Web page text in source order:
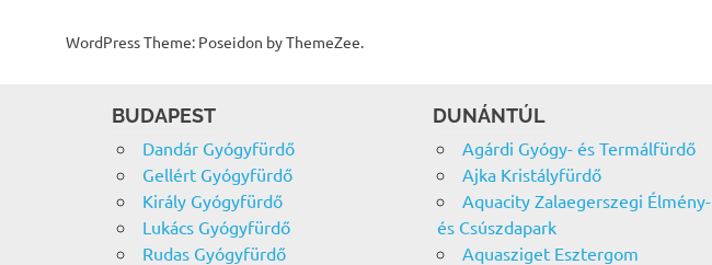
WordPress Theme: Poseidon by ThemeZee.
BUDAPEST
Dandár Gyógyfürdő
Gellért Gyógyfürdő
Király Gyógyfürdő
Lukács Gyógyfürdő
Rudas Gyógyfürdő
DUNÁNTÚL
Agárdi Gyógy- és Termálfürdő
Ajka Kristályfürdő
Aquacity Zalaegerszegi Élmény-
és Csúszdapark
Aquasziget Esztergom